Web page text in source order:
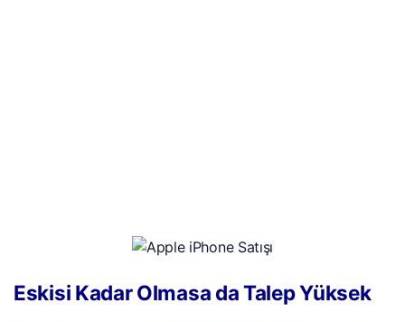
Eskisi Kadar Olmasa da Talep Yüksek